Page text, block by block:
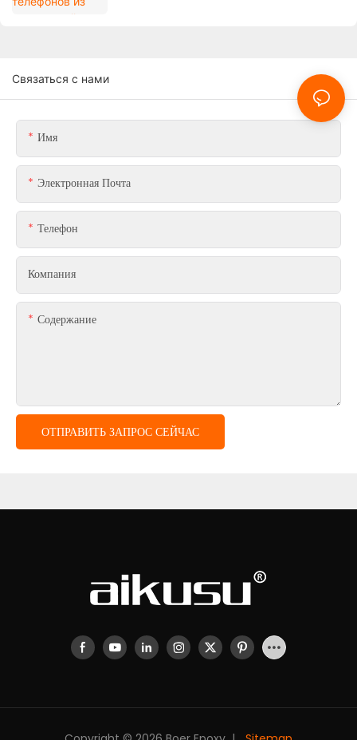
Связаться с нами
Имя
Электронная Почта
Телефон
Компания
Содержание
ОТПРАВИТЬ ЗАПРОС СЕЙЧАС